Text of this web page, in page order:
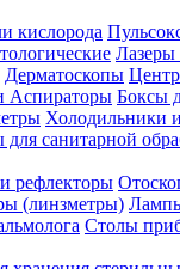
кислорода
Лазеры
Дерматоскопы
Аспираторы Боксы
Холодильники
санитарной
рефлекторы
(линзметры)
Столы